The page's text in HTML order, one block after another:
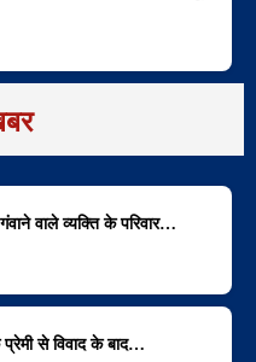
वाले व्यक्ति के परिवार…
से विवाद के बाद…